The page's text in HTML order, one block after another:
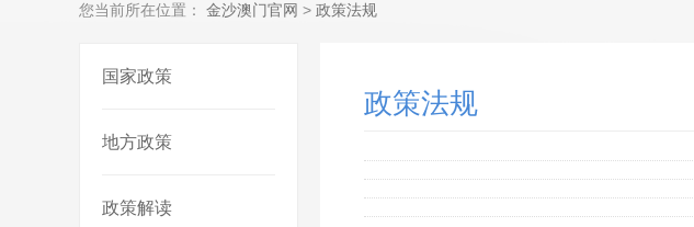
您当前所在位置： 金沙澳门官网 > 政策法规
国家政策
地方政策
政策解读
政策法规